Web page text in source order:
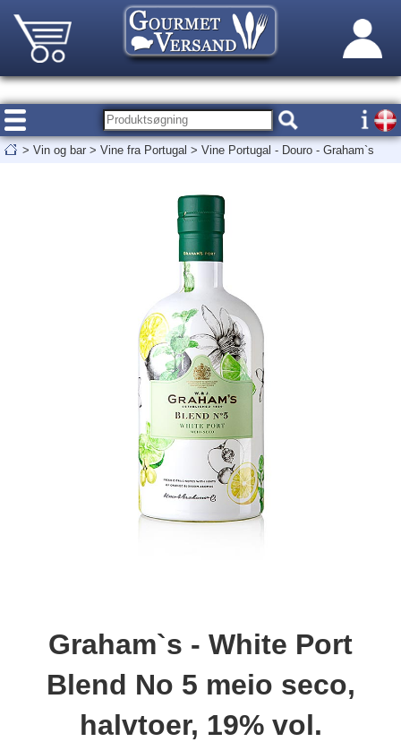
> Vin og bar > Vine fra Portugal > Vine Portugal - Douro - Graham`s
Graham`s - White Port
Blend No 5 meio seco,
halvtoer, 19% vol.